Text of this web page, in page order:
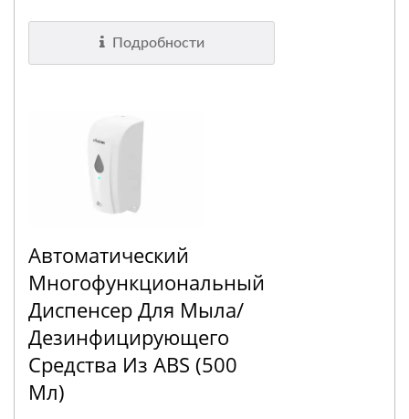
Подробности
Автоматический
Многофункциональный
Диспенсер Для Мыла/
Дезинфицирующего
Средства Из ABS (500
Мл)